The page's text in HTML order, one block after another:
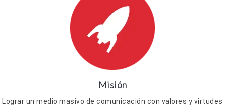
Misión
Lograr un medio masivo de comunicación con valores y virtudes